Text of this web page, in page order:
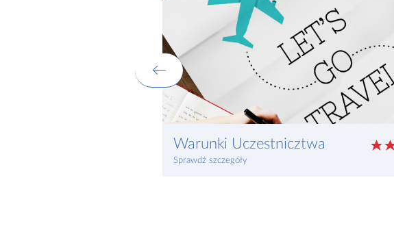
Warunki Uczestnicztwa
Sprawdź szczegóły